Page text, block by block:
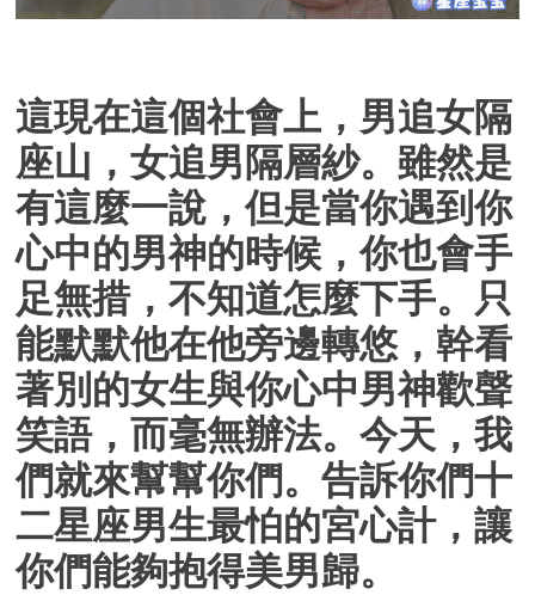
這現在這個社會上，男追女隔
座山，女追男隔層紗。雖然是
有這麼一說，但是當你遇到你
心中的男神的時候，你也會手
足無措，不知道怎麼下手。只
能默默他在他旁邊轉悠，幹看
著別的女生與你心中男神歡聲
笑語，而毫無辦法。今天，我
們就來幫幫你們。告訴你們十
二星座男生最怕的宮心計，讓
你們能夠抱得美男歸。